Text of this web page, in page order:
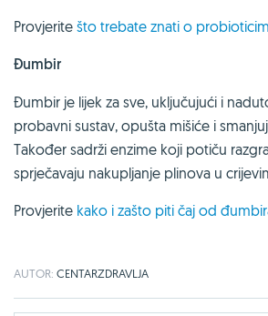
Provjerite što trebate znati o
Đumbir
Đumbir je lijek za sve, uključujući i
probavni sustav, opušta mišiće i
Također sadrži enzime koji potiču
sprječavaju nakupljanje plinova u
Provjerite kako i zašto piti čaj od
AUTOR: CENTARZDRAVLJA